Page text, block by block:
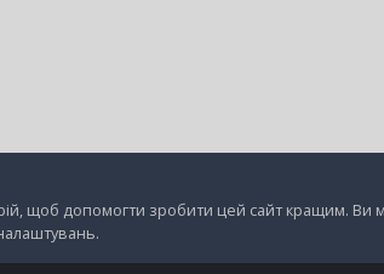
щоб допомогти зробити цей сайт кращим. Ви